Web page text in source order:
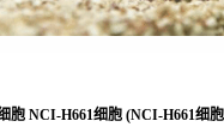
胞 NCI-H661细胞 (NCI-H661细